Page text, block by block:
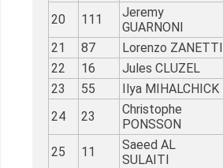
20 111
Jeremy
GUARNONI
21
87 Lorenzo ZANETTI
22
16 Jules CLUZEL
23
55 Ilya MIHALCHICK
24
23
Christophe
PONSSON
25 11
Saeed AL
SULAITI